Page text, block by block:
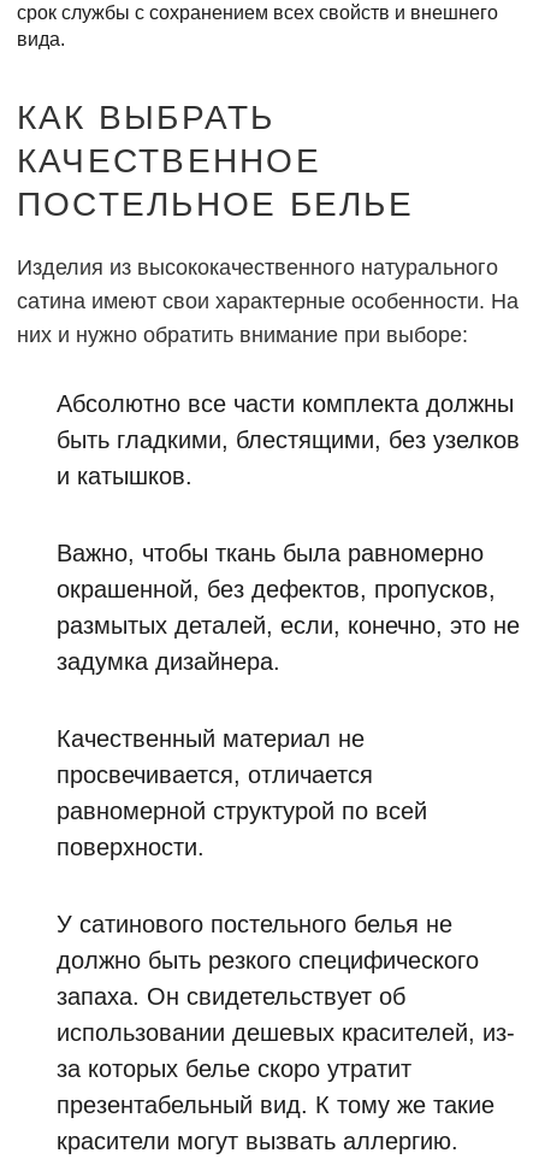
срок службы с сохранением всех свойств и внешнего
вида.
КАК ВЫБРАТЬ
КАЧЕСТВЕННОЕ
ПОСТЕЛЬНОЕ БЕЛЬЕ
Изделия из высококачественного натурального
сатина имеют свои характерные особенности. На
них и нужно обратить внимание при выборе:
Абсолютно все части комплекта должны
быть гладкими, блестящими, без узелков
и катышков.
Важно, чтобы ткань была равномерно
окрашенной, без дефектов, пропусков,
размытых деталей, если, конечно, это не
задумка дизайнера.
Качественный материал не
просвечивается, отличается
равномерной структурой по всей
поверхности.
У сатинового постельного белья не
должно быть резкого специфического
запаха. Он свидетельствует об
использовании дешевых красителей, из-
за которых белье скоро утратит
презентабельный вид. К тому же такие
красители могут вызвать аллергию.